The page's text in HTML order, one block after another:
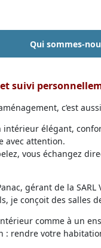
Qui sommes-
suivi
c’est
intérieur élégant,
avec attention.
vous échangez
gérant de la
je conçoit des salles
comme à un
: rendre votre